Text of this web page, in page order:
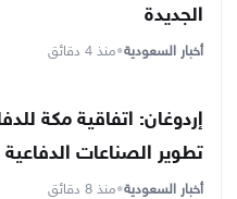
الجديدة
أخبار السعودية•منذ 4 دقائق
إردوغان: اتفاقية مكة
تطوير الصناعات الدفاعية
أخبار السعودية•منذ 8 دقائق